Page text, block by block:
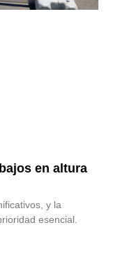
en altura
y la
esencial.